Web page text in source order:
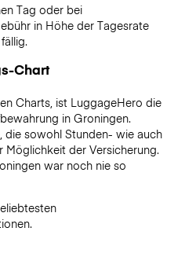
Tag oder bei
in Höhe der Tagesrate
Chart
Charts, ist LuggageHero die
in Groningen.
die sowohl Stunden- wie auch
der Versicherung.
war noch nie so